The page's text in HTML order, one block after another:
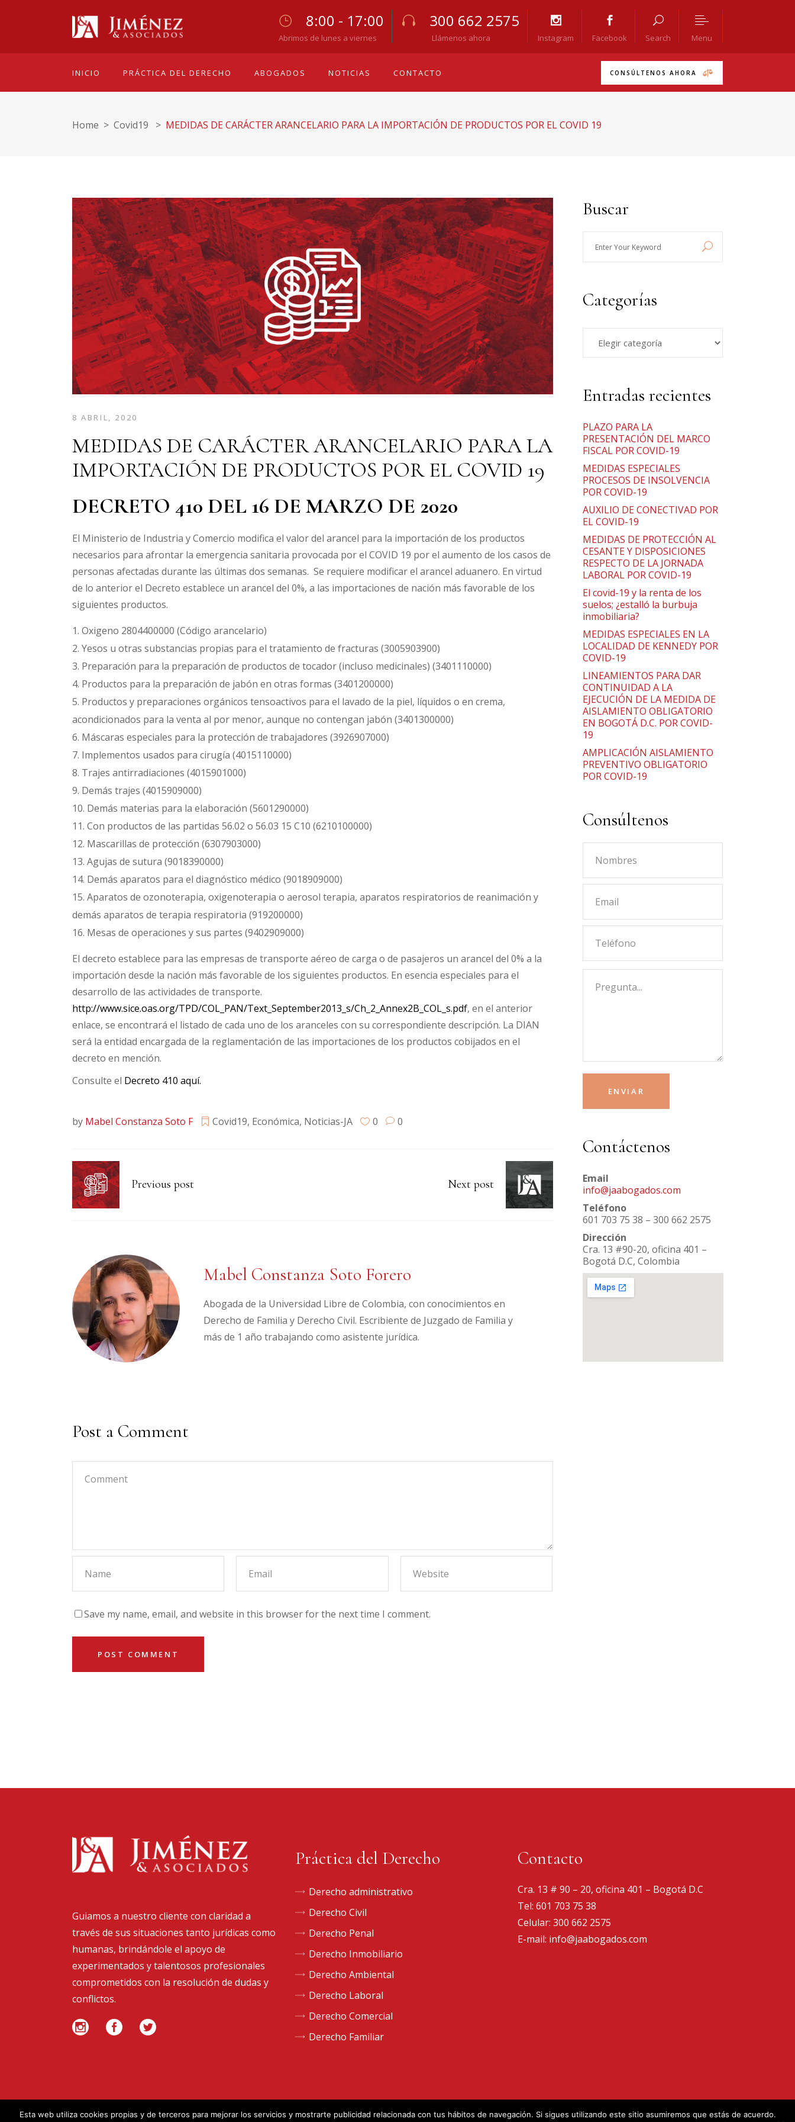
8:00 - 17:00
Abrimos de lunes a viernes
300 662 2575
Llámenos ahora Instagram Facebook Search Menu
INICIO PRÁCTICA DEL DERECHO ABOGADOS NOTICIAS CONTACTO CONSÚLTENOS AHORA
Home > Covid19 > MEDIDAS DE CARÁCTER ARANCELARIO PARA LA IMPORTACIÓN DE PRODUCTOS POR EL COVID 19
8 ABRIL, 2020
MEDIDAS DE CARÁCTER ARANCELARIO PARA LA
IMPORTACIÓN DE PRODUCTOS POR EL COVID 19
DECRETO 410 DEL 16 DE MARZO DE 2020
El Ministerio de Industria y Comercio modifica el valor del arancel para la importación de los productos
necesarios para afrontar la emergencia sanitaria provocada por el COVID 19 por el aumento de los casos de
personas afectadas durante las últimas dos semanas. Se requiere modificar el arancel aduanero. En virtud
de lo anterior el Decreto establece un arancel del 0%, a las importaciones de nación más favorable de los
siguientes productos.
Oxigeno 2804400000 (Código arancelario)
Yesos u otras substancias propias para el tratamiento de fracturas (3005903900)
Preparación para la preparación de productos de tocador (incluso medicinales) (3401110000)
Productos para la preparación de jabón en otras formas (3401200000)
Productos y preparaciones orgánicos tensoactivos para el lavado de la piel, líquidos o en crema,
acondicionados para la venta al por menor, aunque no contengan jabón (3401300000)
Máscaras especiales para la protección de trabajadores (3926907000)
Implementos usados para cirugía (4015110000)
Trajes antirradiaciones (4015901000)
Demás trajes (4015909000)
Demás materias para la elaboración (5601290000)
Con productos de las partidas 56.02 o 56.03 15 C10 (6210100000)
Mascarillas de protección (6307903000)
Agujas de sutura (9018390000)
Demás aparatos para el diagnóstico médico (9018909000)
Aparatos de ozonoterapia, oxigenoterapia o aerosol terapia, aparatos respiratorios de reanimación y
demás aparatos de terapia respiratoria (919200000)
Mesas de operaciones y sus partes (9402909000)
El decreto establece para las empresas de transporte aéreo de carga o de pasajeros un arancel del 0% a la
importación desde la nación más favorable de los siguientes productos. En esencia especiales para el
desarrollo de las actividades de transporte.
http://www.sice.oas.org/TPD/COL_PAN/Text_September2013_s/Ch_2_Annex2B_COL_s.pdf, en el anterior
enlace, se encontrará el listado de cada uno de los aranceles con su correspondiente descripción. La DIAN
será la entidad encargada de la reglamentación de las importaciones de los productos cobijados en el
decreto en mención.
Consulte el Decreto 410 aquí.
by Mabel Constanza Soto F Covid19, Económica, Noticias-JA 0 0
Previous post Next post
Mabel Constanza Soto Forero
Abogada de la Universidad Libre de Colombia, con conocimientos en
Derecho de Familia y Derecho Civil. Escribiente de Juzgado de Familia y
más de 1 año trabajando como asistente jurídica.
Post a Comment
Save my name, email, and website in this browser for the next time I comment.
Buscar
Categorías
Entradas recientes
PLAZO PARA LA
PRESENTACIÓN DEL MARCO
FISCAL POR COVID-19
MEDIDAS ESPECIALES
PROCESOS DE INSOLVENCIA
POR COVID-19
AUXILIO DE CONECTIVAD POR
EL COVID-19
MEDIDAS DE PROTECCIÓN AL
CESANTE Y DISPOSICIONES
RESPECTO DE LA JORNADA
LABORAL POR COVID-19
El covid-19 y la renta de los
suelos; ¿estalló la burbuja
inmobiliaria?
MEDIDAS ESPECIALES EN LA
LOCALIDAD DE KENNEDY POR
COVID-19
LINEAMIENTOS PARA DAR
CONTINUIDAD A LA
EJECUCIÓN DE LA MEDIDA DE
AISLAMIENTO OBLIGATORIO
EN BOGOTÁ D.C. POR COVID-
19
AMPLICACIÓN AISLAMIENTO
PREVENTIVO OBLIGATORIO
POR COVID-19
Consúltenos
Contáctenos
Email
info@jaabogados.com
Teléfono
601 703 75 38 – 300 662 2575
Dirección
Cra. 13 #90-20, oficina 401 –
Bogotá D.C, Colombia
Guiamos a nuestro cliente con claridad a
través de sus situaciones tanto jurídicas como
humanas, brindándole el apoyo de
experimentados y talentosos profesionales
comprometidos con la resolución de dudas y
conflictos.
Práctica del Derecho
Derecho administrativo
Derecho Civil
Derecho Penal
Derecho Inmobiliario
Derecho Ambiental
Derecho Laboral
Derecho Comercial
Derecho Familiar
Contacto
Cra. 13 # 90 – 20, oficina 401 – Bogotá D.C
Tel:601 703 75 38
Celular:300 662 2575
E-mail: info@jaabogados.com
Esta web utiliza cookies propias y de terceros para mejorar los servicios y mostrarte publicidad relacionada con tus hábitos de navegación. Si sigues utilizando este sitio asumiremos que estás de acuerdo.